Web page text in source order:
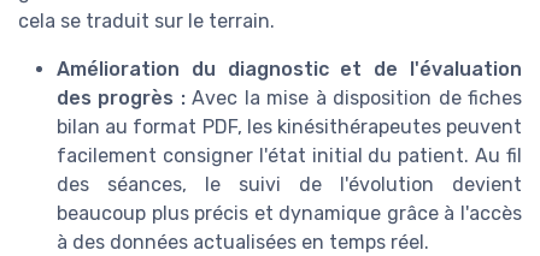
cela se traduit sur le terrain.
Amélioration du diagnostic et de l'évaluation
des progrès :Avec la mise à disposition de fiches
bilan au format PDF, les kinésithérapeutes peuvent
facilement consigner l'état initial du patient. Au fil
des séances, le suivi de l'évolution devient
beaucoup plus précis et dynamique grâce à l'accès
à des données actualisées en temps réel.